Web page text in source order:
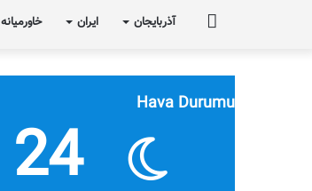
آذربایجان ایران خاورمیانه
Hava Durumu
24